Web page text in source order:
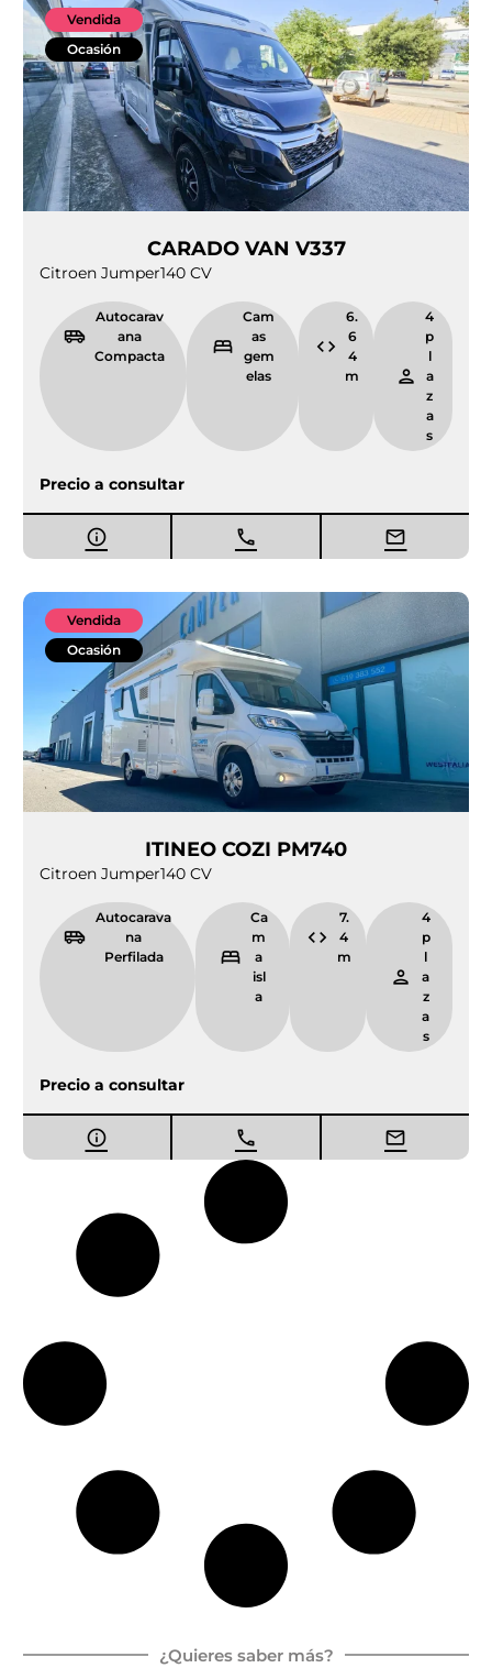
Vendida
Ocasión
CARADO VAN V337
Citroen Jumper140 CV
Autocarav
ana
Compacta
Cam
as
gem
elas
6.
6
4
m
4
p
l
a
z
a
s
Precio a consultar
Vendida
Ocasión
ITINEO COZI PM740
Citroen Jumper140 CV
Autocarava
na
Perfilada
Ca
m
a
isl
a
7.
4
m
4
p
l
a
z
a
s
Precio a consultar
¿Quieres saber más?